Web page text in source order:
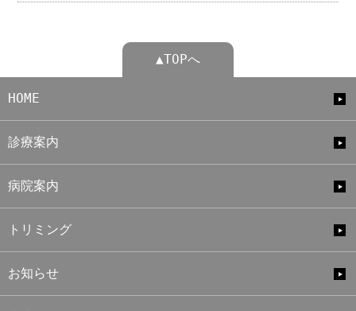
▲TOPへ
HOME
診療案内
病院案内
トリミング
お知らせ